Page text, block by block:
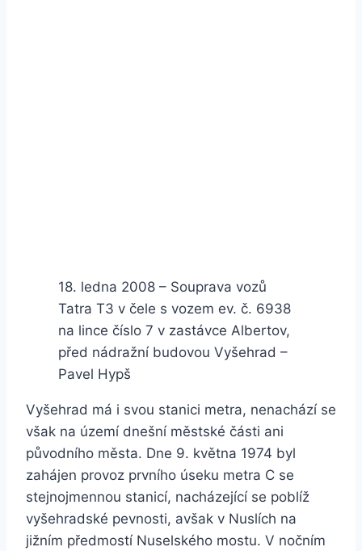
18. ledna 2008 – Souprava vozů
Tatra T3 v čele s vozem ev. č. 6938
na lince číslo 7 v zastávce Albertov,
před nádražní budovou Vyšehrad –
Pavel Hypš
Vyšehrad má i svou stanici metra, nenachází se
však na území dnešní městské části ani
původního města. Dne 9. května 1974 byl
zahájen provoz prvního úseku metra C se
stejnojmennou stanicí, nacházející se poblíž
vyšehradské pevnosti, avšak v Nuslích na
jižním předmostí Nuselského mostu. V nočním